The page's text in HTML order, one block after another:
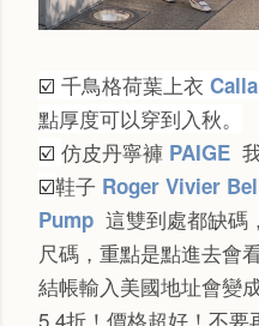
☑️ 千鳥格荷葉上衣
點厚度可以穿到入秋。
☑️ 仿皮丹寧褲 PAIGE
☑️鞋子 Roger Vivier
Pump 這雙到處都缺碼
尺碼，重點是點進去會
結帳輸入美國地址會變
5.4折！價格超好！不